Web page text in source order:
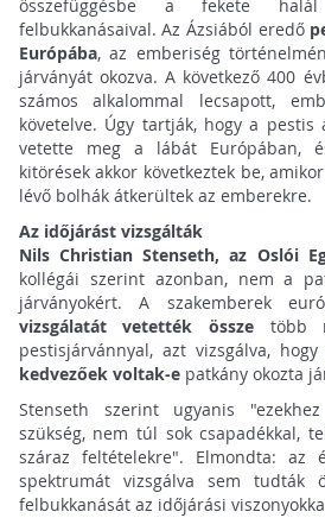
összefüggésbe a fekete
felbukkanásaival. Az Ázsiából eredő
Európába, az emberiség
járványát okozva. A következő 400
számos alkalommal lecsapott,
követelve. Úgy tartják, hogy a pestis
vetette meg a lábát Európában,
kitörések akkor következtek be,
lévő bolhák átkerültek az emberekre.
Az időjárást vizsgálták
Nils Christian Stenseth, az Oslói
kollégái szerint azonban, nem a
járványokért. A szakemberek
vizsgálatát vetették összetöbb
pestisjárvánnyal, azt vizsgálva,
kedvezőek voltak-epatkány okozta
Stenseth szerint ugyanis
szükség, nem túl sok csapadékkal,
száraz feltételekre". Elmondta: az
spektrumát vizsgálva sem tudták
felbukkanását az időjárási